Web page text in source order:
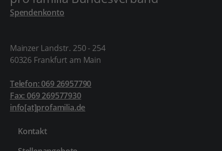
Spendenkonto
Mainzer Landstr. 250 - 254
60326 Frankfurt am Main
Telefon: 069 26957790
Fax: 069 269577930
info[at]profamilia.de
Kontakt